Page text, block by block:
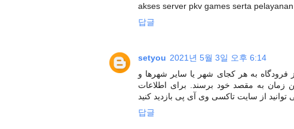
akses server pkv games serta
답글
setyou 2021년 5월 3일 오후 6:14
فرودگاه به هر کجای شهر یا سایر شهرها و
زمان به مقصد خود برسند. برای اطلاعات
답글